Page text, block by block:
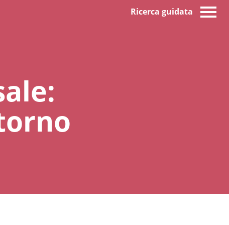
Ricerca guidata